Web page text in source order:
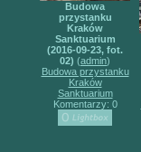
Budowa
przystanku
Kraków
Sanktuarium
(2016-09-23, fot.
02) (admin)
Budowa przystanku
Kraków
Sanktuarium
Komentarzy: 0